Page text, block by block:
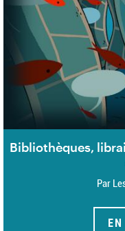
Bibliothèques,
Par